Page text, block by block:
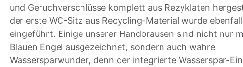
und Geruchverschlüsse komplett aus Rezyklaten
der erste WC-Sitz aus Recycling-Material wurde
eingeführt. Einige unserer Handbrausen sind nicht nur
Blauen Engel ausgezeichnet, sondern auch wahre
Wassersparwunder, denn der integrierte Wasserspar-